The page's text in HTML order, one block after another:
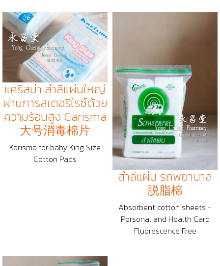
แคริสม่า สำลีแผ่นใหญ่
ผ่านการสเตอริไรซ์ด้วย
ความร้อนสูง Carisma
大号消毒棉片
Karisma for baby King Size
Cotton Pads
สำลีแผ่น รถพยาบาล
脱脂棉
Absorbent cotton sheets -
Personal and Health Card
Fluorescence Free